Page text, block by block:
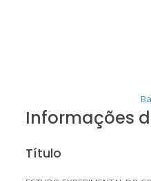
Informações
Título